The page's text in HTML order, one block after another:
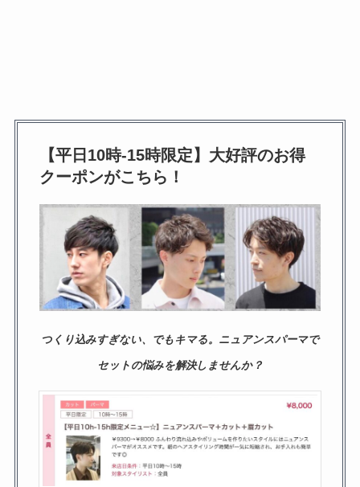
【平日10時-15時限定】大好評のお得
クーポンがこちら！
つくり込みすぎない、でもキマる。ニュアンスパーマで
セットの悩みを解決しませんか？